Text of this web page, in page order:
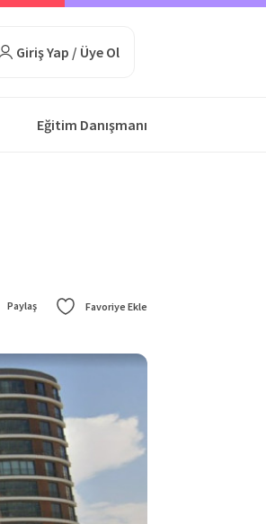
Giriş Yap / Üye Ol
Eğitim Danışmanı
Favoriye Ekle
Paylaş